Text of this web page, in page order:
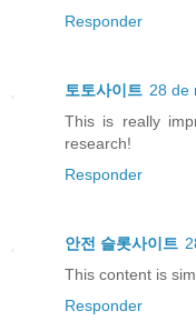
Responder
토토사이트 28 de
This is really
research!
Responder
안전 슬롯사이트
This content is
Responder